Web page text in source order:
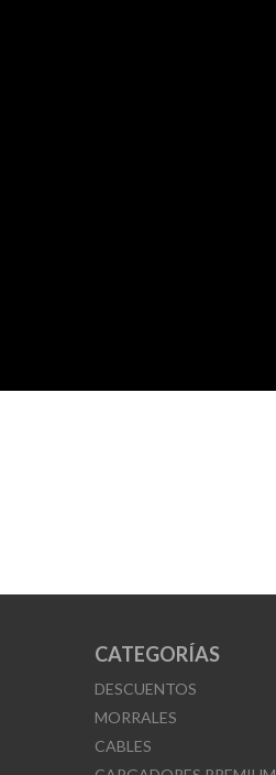
CATEGORÍAS
DESCUENTOS
MORRALES
CABLES